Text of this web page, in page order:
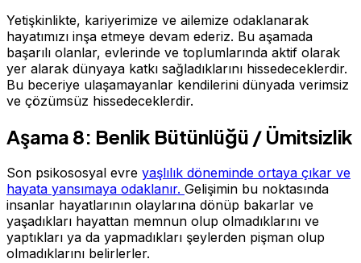
Yetişkinlikte, kariyerimize ve ailemize odaklanarak
hayatımızı inşa etmeye devam ederiz. Bu aşamada
başarılı olanlar, evlerinde ve toplumlarında aktif olarak
yer alarak dünyaya katkı sağladıklarını hissedeceklerdir.
Bu beceriye ulaşamayanlar kendilerini dünyada verimsiz
ve çözümsüz hissedeceklerdir.
Aşama 8: Benlik Bütünlüğü / Ümitsizlik
Son psikososyal evre yaşlılık döneminde ortaya çıkar ve
hayata yansımaya odaklanır. Gelişimin bu noktasında
insanlar hayatlarının olaylarına dönüp bakarlar ve
yaşadıkları hayattan memnun olup olmadıklarını ve
yaptıkları ya da yapmadıkları şeylerden pişman olup
olmadıklarını belirlerler.